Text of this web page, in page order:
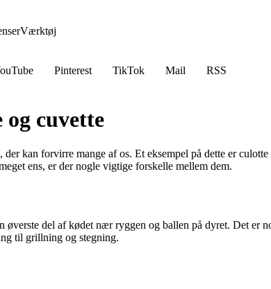
Værktøj
Pinterest TikTok Mail
RSS
cuvette
kan forvirre mange af os. Et eksempel på dette er
ens, er der nogle vigtige forskelle mellem dem.
del af kødet nær ryggen og ballen på dyret. Det er
til grillning og stegning.